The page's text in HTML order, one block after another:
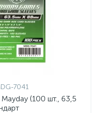
7041
(100 шт., 63,5